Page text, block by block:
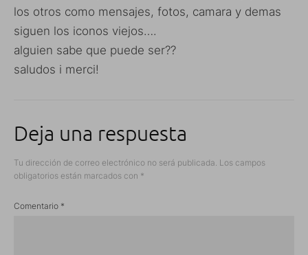
los otros como mensajes, fotos, camara y demas
siguen los iconos viejos….
alguien sabe que puede ser??
saludos i merci!
Deja una respuesta
Tu dirección de correo electrónico no será publicada. Los campos
obligatorios están marcados con *
Comentario *